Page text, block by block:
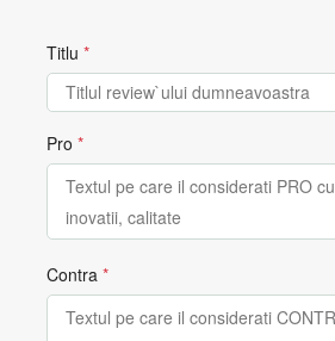
Titlu *
Pro *
Contra *